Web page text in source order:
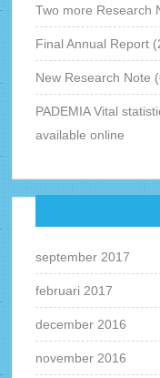
Two more Research
Final Annual Report
New Research Note
PADEMIA Vital
available online
september 2017
februari 2017
december 2016
november 2016